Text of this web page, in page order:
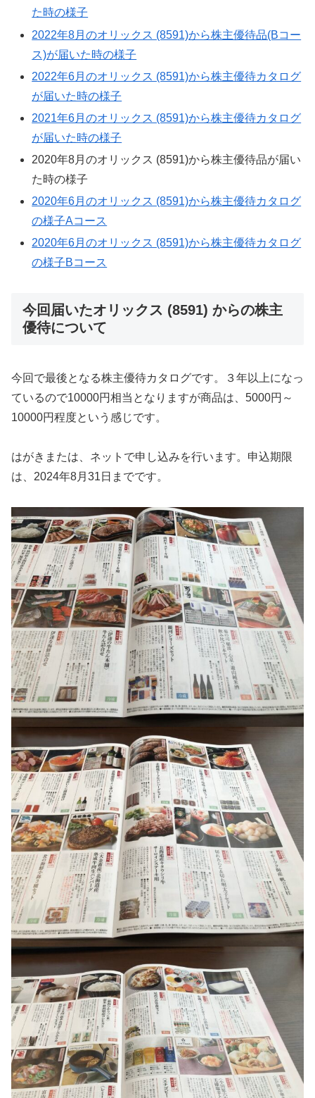
た時の様子
2022年8月のオリックス (8591)から株主優待品(Bコー
ス)が届いた時の様子
2022年6月のオリックス (8591)から株主優待カタログ
が届いた時の様子
2021年6月のオリックス (8591)から株主優待カタログ
が届いた時の様子
2020年8月のオリックス (8591)から株主優待品が届い
た時の様子
2020年6月のオリックス (8591)から株主優待カタログ
の様子Aコース
2020年6月のオリックス (8591)から株主優待カタログ
の様子Bコース
今回届いたオリックス (8591) からの株主
優待について
今回で最後となる株主優待カタログです。３年以上になっ
ているので10000円相当となりますが商品は、5000円～
10000円程度という感じです。
はがきまたは、ネットで申し込みを行います。申込期限
は、2024年8月31日までです。